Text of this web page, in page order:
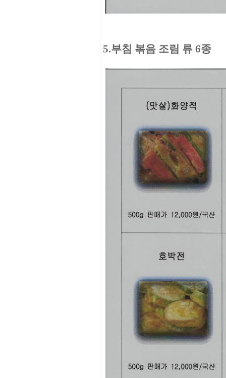
5.부침 볶음 조림 류 6종